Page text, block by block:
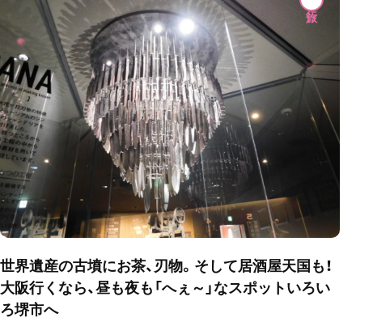
世界遺産の古墳にお茶、刃物。そして居酒屋天国も！
大阪行くなら、昼も夜も「へぇ～」なスポットいろい
ろ堺市へ